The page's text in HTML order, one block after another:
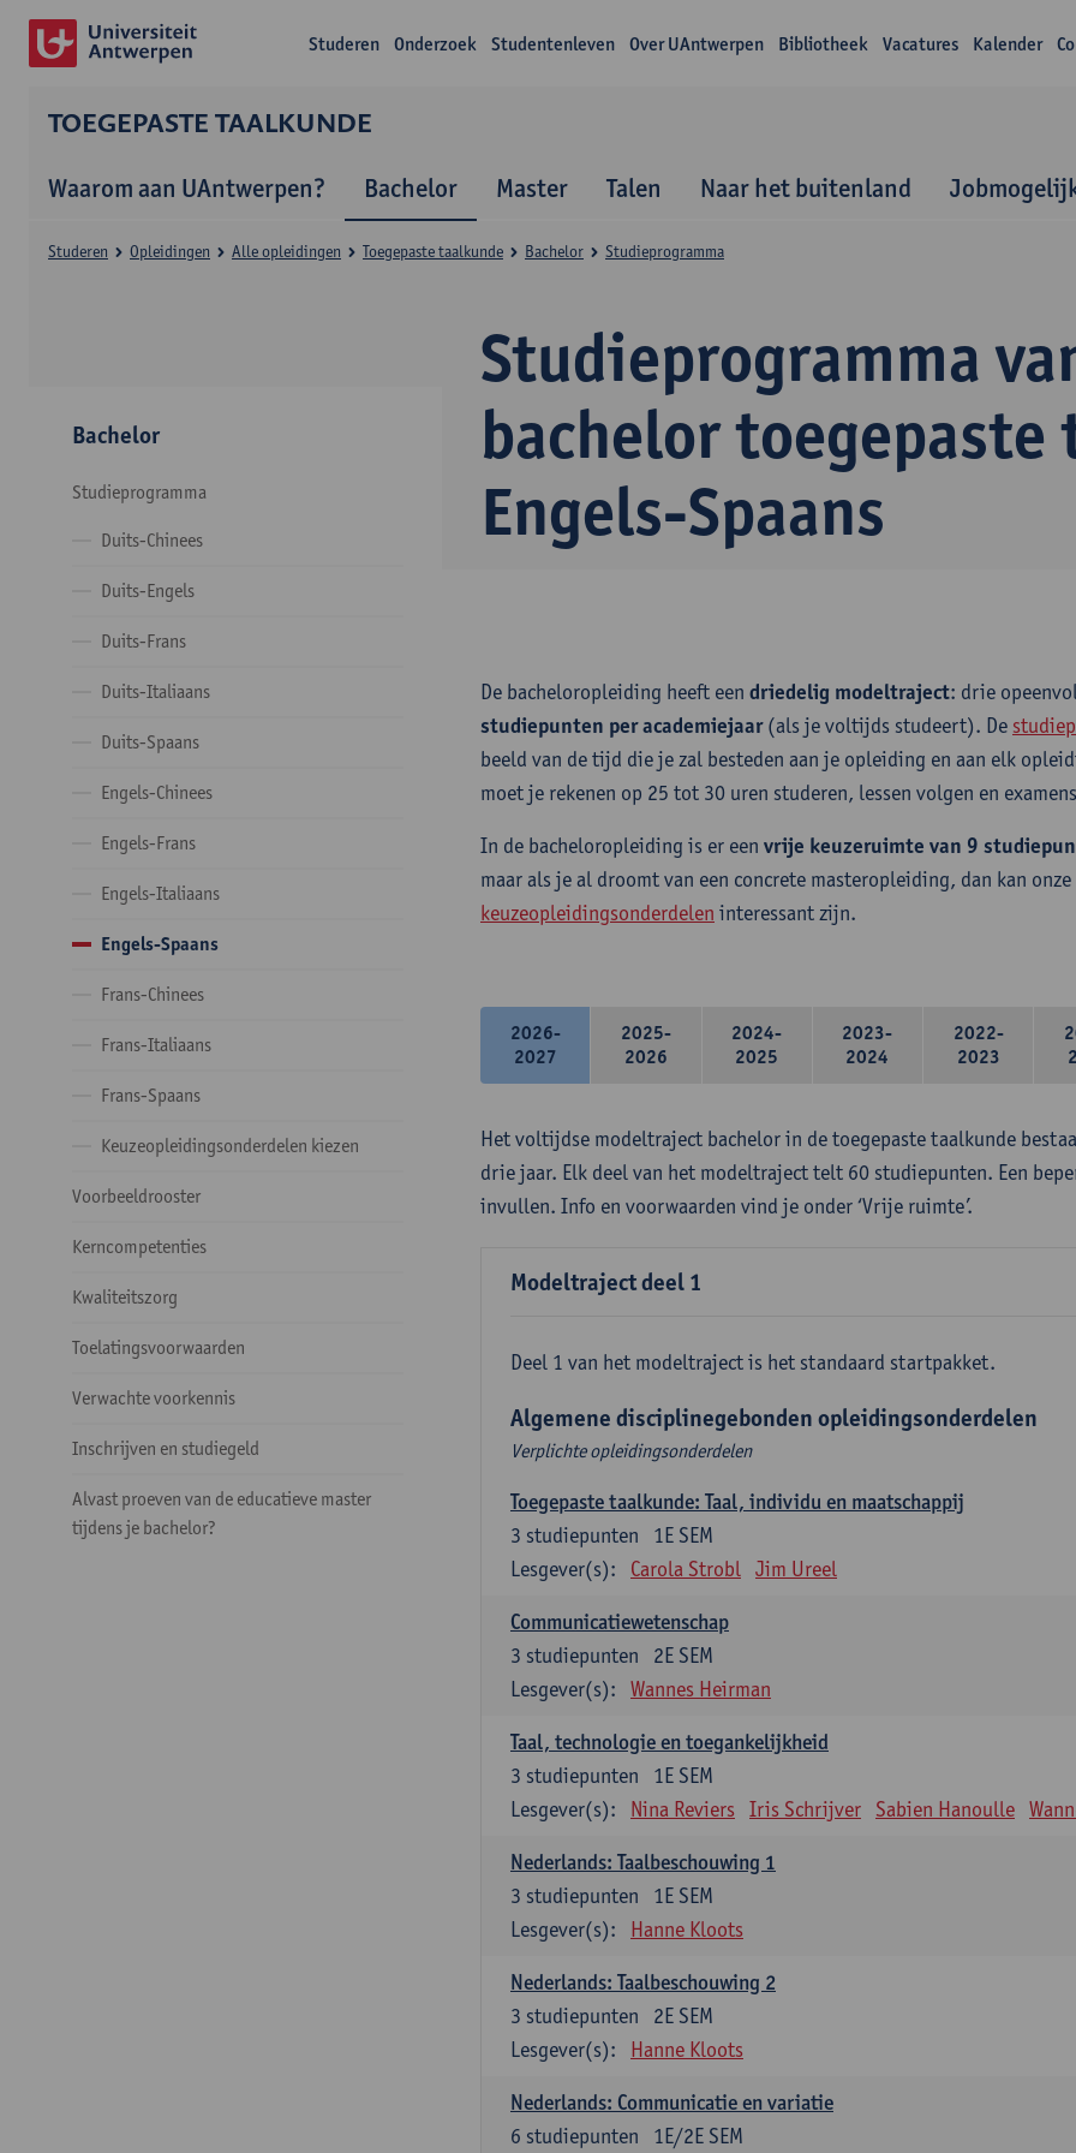
Studeren Onderzoek Studentenleven Over UAntwerpen Bibliotheek Vacatures Kalender
TOEGEPASTE TAALKUNDE
Waarom aan UAntwerpen? Bachelor Master Talen Naar het buitenland
Studieprogramma
bachelor
Engels-Spaans
Studeren Opleidingen Alle opleidingen Toegepaste taalkunde Bachelor Studieprogramma
Bachelor
Studieprogramma
Duits-Chinees
Duits-Engels
Duits-Frans
Duits-Italiaans
Duits-Spaans
Engels-Chinees
Engels-Frans
Engels-Italiaans
Engels-Spaans
Frans-Chinees
Frans-Italiaans
Frans-Spaans
Keuzeopleidingsonderdelen kiezen
Voorbeeldrooster
Kerncompetenties
Kwaliteitszorg
Toelatingsvoorwaarden
Verwachte voorkennis
Inschrijven en studiegeld
Alvast proeven van de educatieve master
tijdens je bachelor?
De bacheloropleiding heeft een driedelig modeltraject: drie
studiepunten per academiejaar(als je voltijds studeert). De
beeld van de tijd die je zal besteden aan je opleiding en aan elk
moet je rekenen op 25 tot 30 uren studeren, lessen volgen en
In de bacheloropleiding is er een vrije keuzeruimte van 9
maar als je al droomt van een concrete masteropleiding, dan kan onze
keuzeopleidingsonderdelen interessant zijn.
2026-
2027
2025-
2026
2024-
2025
2023-
2024
2022-
2023
Het voltijdse modeltraject bachelor in de toegepaste taalkunde
drie jaar. Elk deel van het modeltraject telt 60 studiepunten. Een
invullen. Info en voorwaarden vind je onder ‘Vrije ruimte’.
Modeltraject deel 1
Deel 1 van het modeltraject is het standaard startpakket.
Algemene disciplinegebonden opleidingsonderdelen
Verplichte opleidingsonderdelen
Toegepaste taalkunde: Taal, individu en maatschappij
1E SEM
3 studiepunten
Lesgever(s):
Carola Strobl Jim Ureel
Communicatiewetenschap
2E SEM
3 studiepunten
Lesgever(s):
Wannes Heirman
Taal, technologie en toegankelijkheid
1E SEM
3 studiepunten
Lesgever(s):
Nina Reviers Iris Schrijver Sabien Hanoulle
Nederlands: Taalbeschouwing 1
1E SEM
3 studiepunten
Lesgever(s):
Hanne Kloots
Nederlands: Taalbeschouwing 2
2E SEM
3 studiepunten
Lesgever(s):
Hanne Kloots
Nederlands: Communicatie en variatie
1E/2E SEM
6 studiepunten